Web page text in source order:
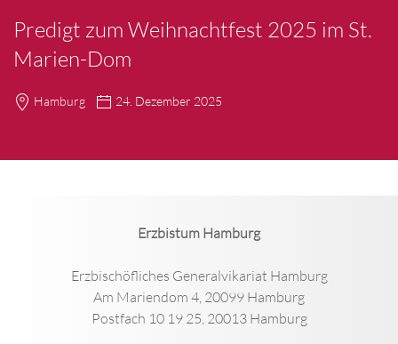
Predigt zum Weihnachtfest 2025 im St.
Marien-Dom
Hamburg 24. Dezember 2025
Erzbistum Hamburg
Erzbischöfliches Generalvikariat Hamburg
Am Mariendom 4, 20099 Hamburg
Postfach 10 19 25, 20013 Hamburg